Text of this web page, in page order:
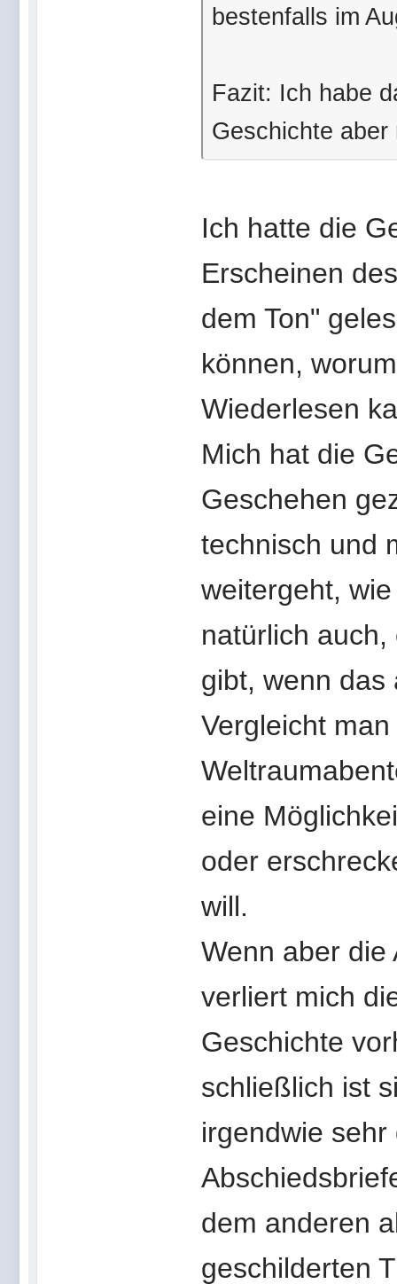
bestenfalls im
Fazit: Ich habe
Geschichte
Ich hatte die
Erscheinen
dem Ton"
können,
Wiederlesen
Mich hat die
Geschehen
technisch und
weitergeht,
natürlich
gibt, wenn das
Vergleicht
eine
oder
will.
Wenn aber die
verliert mich
Geschichte
schließlich ist
irgendwie
dem anderen
geschilderten